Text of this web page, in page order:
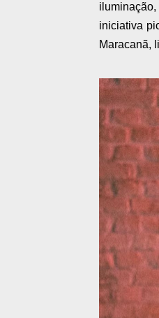
iniciativa
Maracanã,